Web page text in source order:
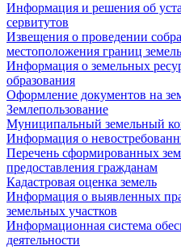
Информация и решения об
сервитутов
Извещения о проведении
местоположения границ
Информация о земельных
образования
Оформление документов на
Землепользование
Муниципальный земельный
Информация о
Перечень сформированных
предоставления гражданам
Кадастровая оценка земель
Информация о выявленных
земельных участков
Информационная система
деятельности